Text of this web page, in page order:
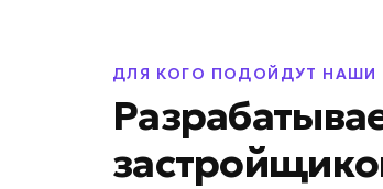
ДЛЯ КОГО ПОДОЙДУТ НАШИ